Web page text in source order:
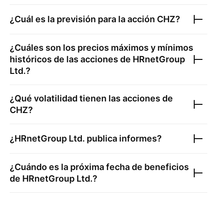
¿Cuál es la previsión para la acción CHZ?
¿Cuáles son los precios máximos y mínimos
históricos de las acciones de HRnetGroup
Ltd.?
¿Qué volatilidad tienen las acciones de
CHZ?
¿HRnetGroup Ltd. publica informes?
¿Cuándo es la próxima fecha de beneficios
de HRnetGroup Ltd.?